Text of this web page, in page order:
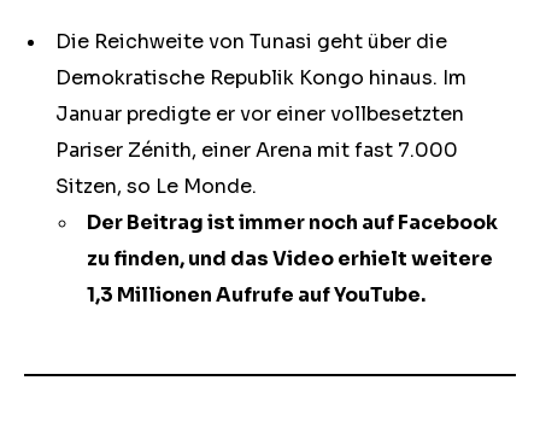
Die Reichweite von Tunasi geht über die
Demokratische Republik Kongo hinaus. Im
Januar predigte er vor einer vollbesetzten
Pariser Zénith, einer Arena mit fast 7.000
Sitzen, so Le Monde.
Der Beitrag ist immer noch auf Facebook
zu finden, und das Video erhielt weitere
1,3 Millionen Aufrufe auf YouTube.